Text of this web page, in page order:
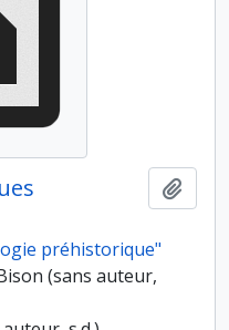
préhistorique"
(sans auteur,